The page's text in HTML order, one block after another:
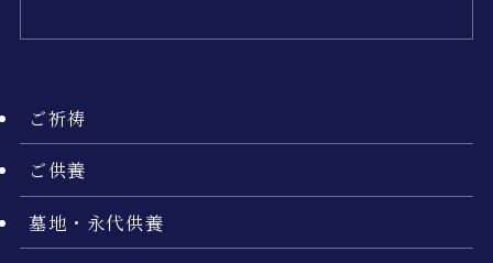
ご祈祷
ご供養
墓地・永代供養